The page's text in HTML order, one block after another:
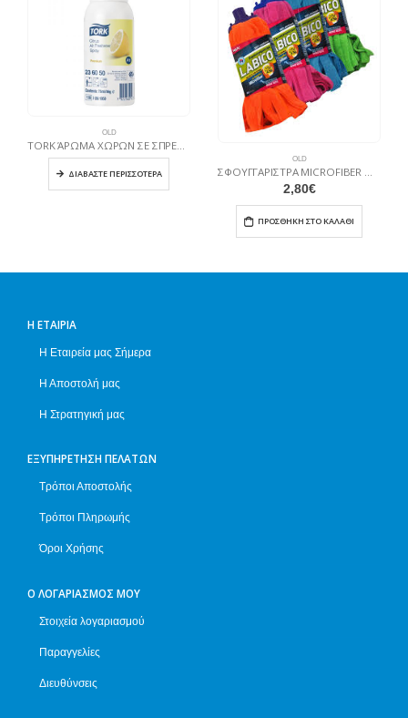
OLD
TORK ΆΡΩΜΑ ΧΩΡΩΝ ΣΕ ΣΠΡΕΥ Citrus
ΔΙΑΒΆΣΤΕ ΠΕΡΙΣΣΌΤΕΡΑ
OLD
2,80€
ΠΡΟΣΘΉΚΗ ΣΤΟ ΚΑΛΆΘΙ
Η ΕΤΑΙΡΊΑ
Η Εταιρεία μας Σήμερα
Η Αποστολή μας
Η Στρατηγική μας
ΕΞΥΠΗΡΈΤΗΣΗ ΠΕΛΑΤΏΝ
Τρόποι Αποστολής
Τρόποι Πληρωμής
Όροι Χρήσης
Ο ΛΟΓΑΡΙΑΣΜΌΣ ΜΟΥ
Στοιχεία λογαριασμού
Παραγγελίες
Διευθύνσεις